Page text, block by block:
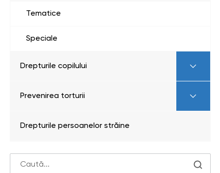
Tematice
Speciale
Drepturile copilului
Prevenirea torturii
Drepturile persoanelor străine